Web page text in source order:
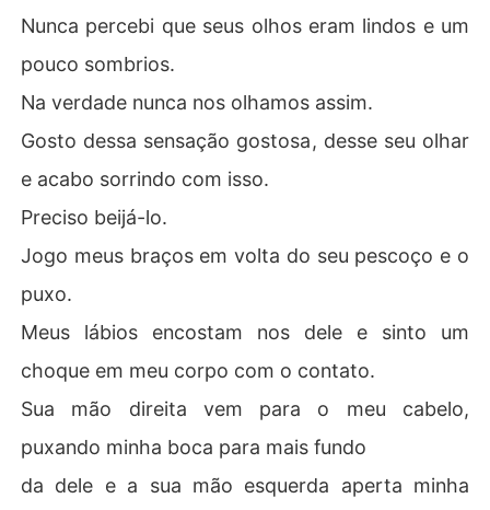
Nunca percebi que seus olhos eram lindos e um
pouco sombrios.
Na verdade nunca nos olhamos assim.
Gosto dessa sensação gostosa, desse seu olhar
e acabo sorrindo com isso.
Preciso beijá-lo.
Jogo meus braços em volta do seu pescoço e o
puxo.
Meus lábios encostam nos dele e sinto um
choque em meu corpo com o contato.
Sua mão direita vem para o meu cabelo,
puxando minha boca para mais fundo
da dele e a sua mão esquerda aperta minha